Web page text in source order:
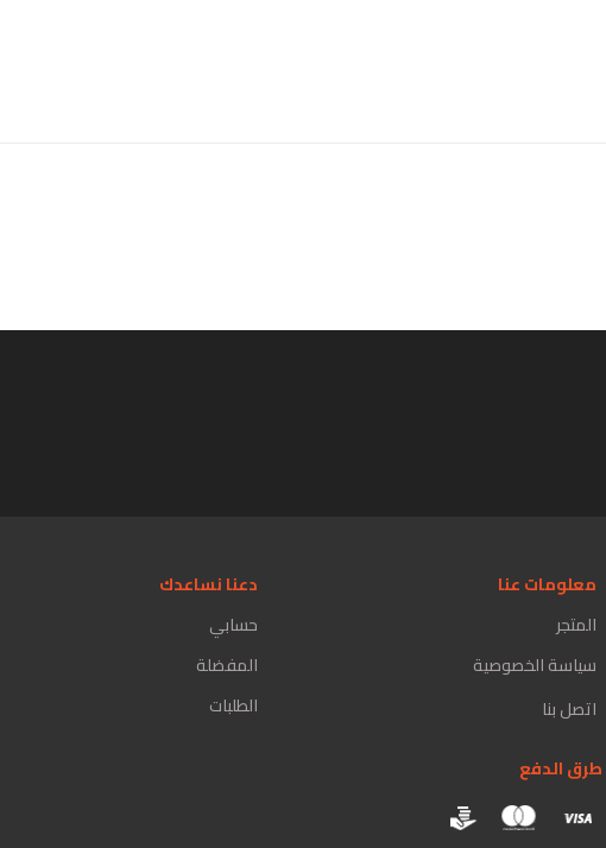
معلومات عنا
المتجر
سياسة الخصوصية
اتصل بنا
دعنا نساعدك
حسابي
المفضلة
الطلبات
طرق الدفع